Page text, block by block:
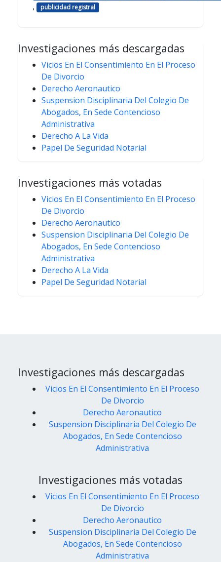
, publicidad registral
Investigaciones más descargadas
Vicios En El Consentimiento En El Proceso
De Divorcio
Derecho Aeronautico
Suspension Disciplinaria Del Colegio De
Abogados, En Sede Contencioso
Administrativa
Derecho A La Vida
Papel De Seguridad Notarial
Investigaciones más votadas
Vicios En El Consentimiento En El Proceso
De Divorcio
Derecho Aeronautico
Suspension Disciplinaria Del Colegio De
Abogados, En Sede Contencioso
Administrativa
Derecho A La Vida
Papel De Seguridad Notarial
Investigaciones más descargadas
Vicios En El Consentimiento En El Proceso
De Divorcio
Derecho Aeronautico
Suspension Disciplinaria Del Colegio De
Abogados, En Sede Contencioso
Administrativa
Investigaciones más votadas
Vicios En El Consentimiento En El Proceso
De Divorcio
Derecho Aeronautico
Suspension Disciplinaria Del Colegio De
Abogados, En Sede Contencioso
Administrativa